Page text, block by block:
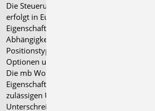
Die Steuerung der Nachweisführung
erfolgt in EuroSta über die
Eigenschaften der einzelnen Bauteile. In
Abhängigkeit der Materialität und der
Positionstypen stehen unterschiedliche
Optionen und Nachweise zur Auswahl.
Die mb WorkSuite erweitert diese
Eigenschaften um die Definition von
zulässigen Über- und
Unterschreitungen für die